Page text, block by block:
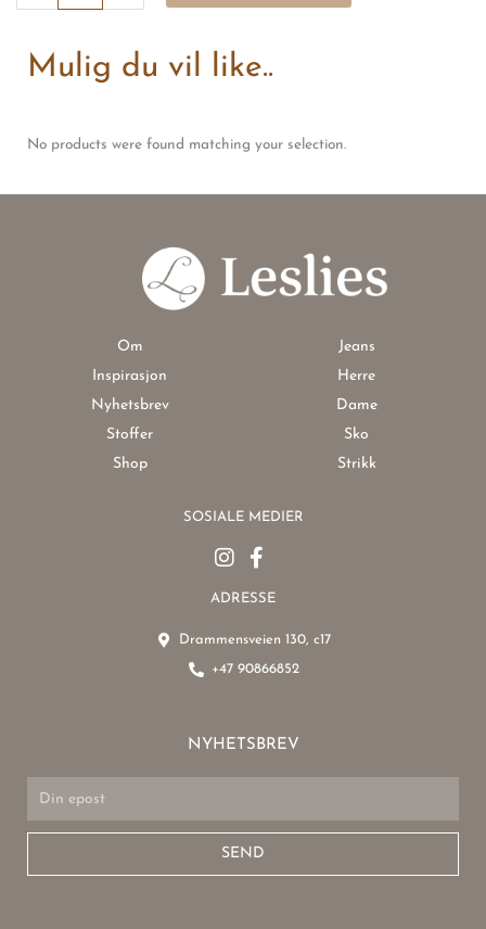
Mulig du vil like..
No products were found matching your selection.
Om
Inspirasjon
Nyhetsbrev
Stoffer
Shop
Jeans
Herre
Dame
Sko
Strikk
SOSIALE MEDIER
ADRESSE
Drammensveien 130, c17
+47 90866852
NYHETSBREV
SEND